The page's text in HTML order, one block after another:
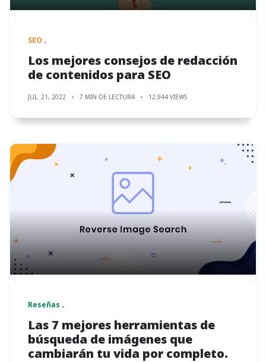
SEO
Los mejores consejos de redacción
de contenidos para SEO
JUL. 21, 2022 7 MIN DE LECTURA 12,944 VIEWS
Reseñas
Las 7 mejores herramientas de
búsqueda de imágenes que
cambiarán tu vida por completo.